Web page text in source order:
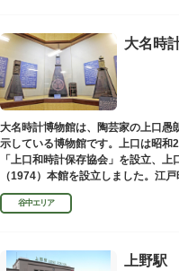
大名時
大名時計博物館は、陶芸家の上口愚
示している博物館です。上口は昭
「上口和時計保存協会」を設立、
（1974）本館を設立しました。江
櫓時計、台時計、枕時計などが並び
谷中エリア
上野駅